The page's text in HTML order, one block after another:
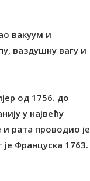
вакуум и
ваздушну вагу и
од 1756. до
у највећу
рата проводио је
Француска 1763.